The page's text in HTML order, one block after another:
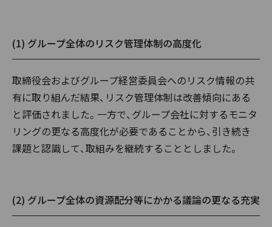
(1) グループ全体のリスク管理体制の高度化
取締役会およびグループ経営委員会へのリスク情報の共
有に取り組んだ結果、リスク管理体制は改善傾向にある
と評価されました。一方で、グループ会社に対するモニタ
リングの更なる高度化が必要であることから、引き続き
課題と認識して、取組みを継続することとしました。
(2) グループ全体の資源配分等にかかる議論の更なる充実